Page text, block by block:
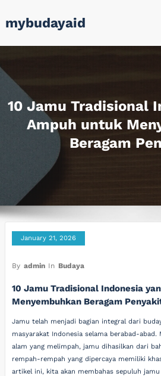
to
content
mybudayaid
10 Jamu Tradisional
Ampuh untuk
Beragam
January 21, 2026
By admin In Budaya
10 Jamu Tradisional Indonesia
Menyembuhkan Beragam
Jamu telah menjadi bagian integral dari
masyarakat Indonesia selama berabad-abad.
alam yang melimpah, jamu dihasilkan dari
rempah-rempah yang dipercaya memiliki
artikel ini, kita akan membahas sepuluh